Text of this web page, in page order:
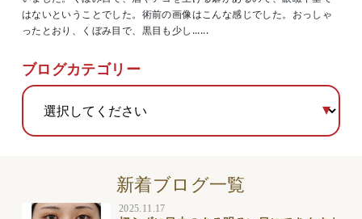
はないということでした。術前の画像はこんな感じでした。おっしゃ
ったとおり、くぼみ目で、黒目も少し......
ブログカテゴリー
新着ブログ一覧
2025.11.17